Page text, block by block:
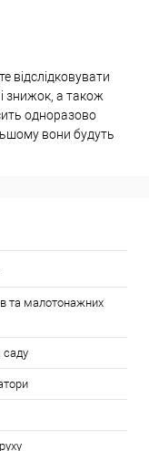
відслідковувати
знижок, а також
одноразово
вони будуть
та малотонажних
саду